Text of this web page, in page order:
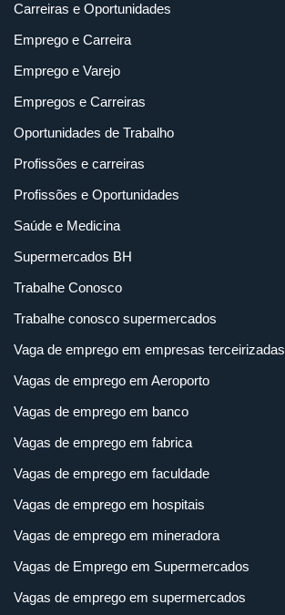
Carreiras e Oportunidades
Emprego e Carreira
Emprego e Varejo
Empregos e Carreiras
Oportunidades de Trabalho
Profissões e carreiras
Profissões e Oportunidades
Saúde e Medicina
Supermercados BH
Trabalhe Conosco
Trabalhe conosco supermercados
Vaga de emprego em empresas terceirizadas
Vagas de emprego em Aeroporto
Vagas de emprego em banco
Vagas de emprego em fabrica
Vagas de emprego em faculdade
Vagas de emprego em hospitais
Vagas de emprego em mineradora
Vagas de Emprego em Supermercados
Vagas de emprego em supermercados